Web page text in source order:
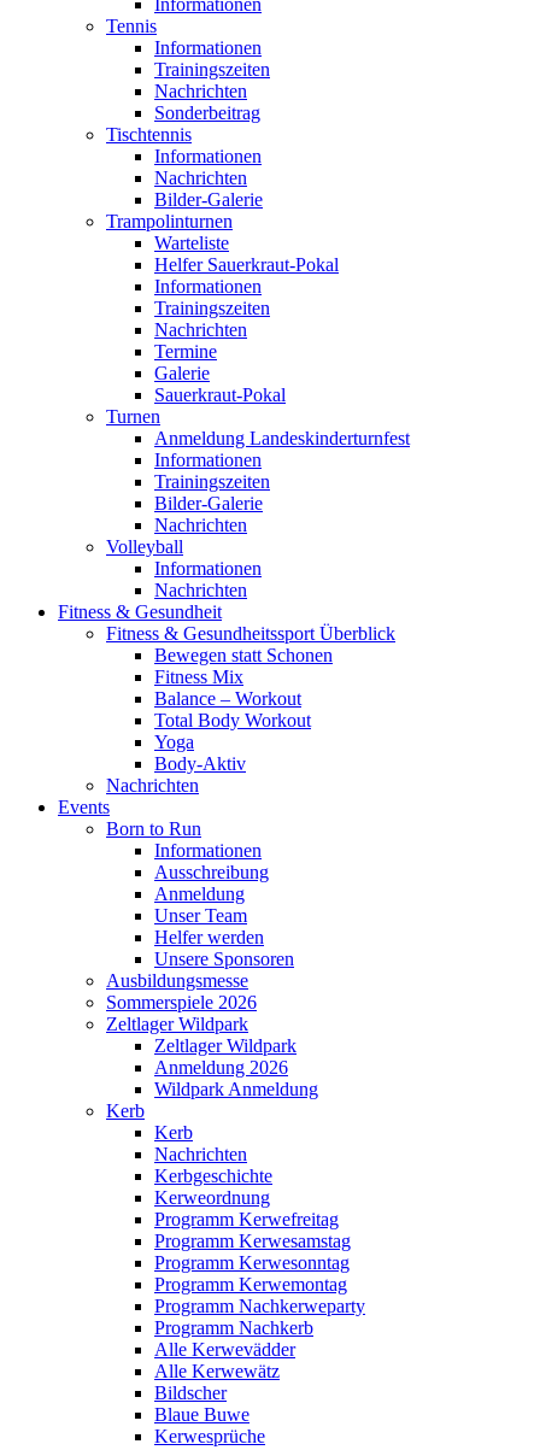
Informationen
Tennis
Informationen
Trainingszeiten
Nachrichten
Sonderbeitrag
Tischtennis
Informationen
Nachrichten
Bilder-Galerie
Trampolinturnen
Warteliste
Helfer Sauerkraut-Pokal
Informationen
Trainingszeiten
Nachrichten
Termine
Galerie
Sauerkraut-Pokal
Turnen
Anmeldung Landeskinderturnfest
Informationen
Trainingszeiten
Bilder-Galerie
Nachrichten
Volleyball
Informationen
Nachrichten
Fitness & Gesundheit
Fitness & Gesundheitssport Überblick
Bewegen statt Schonen
Fitness Mix
Balance – Workout
Total Body Workout
Yoga
Body-Aktiv
Nachrichten
Events
Born to Run
Informationen
Ausschreibung
Anmeldung
Unser Team
Helfer werden
Unsere Sponsoren
Ausbildungsmesse
Sommerspiele 2026
Zeltlager Wildpark
Zeltlager Wildpark
Anmeldung 2026
Wildpark Anmeldung
Kerb
Kerb
Nachrichten
Kerbgeschichte
Kerweordnung
Programm Kerwefreitag
Programm Kerwesamstag
Programm Kerwesonntag
Programm Kerwemontag
Programm Nachkerweparty
Programm Nachkerb
Alle Kerwevädder
Alle Kerwewätz
Bildscher
Blaue Buwe
Kerwesprüche